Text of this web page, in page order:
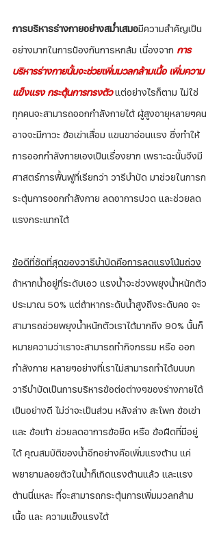
การบริหารร่างกายอย่างสม่ำเสมอมีความสำคัญเป็น
อย่างมากในการป้องกันการหกล้ม เนื่องจาก การ
บริหารร่างกายนั้นจะช่วยเพิ่มมวลกล้ามเนื้อ เพิ่มความ
แข็งแรง กระตุ้นการทรงตัว แต่อย่างไรก็ตาม ไม่ใช่
ทุกคนจะสามารถออกกำลังกายได้ ผู้สูงอายุหลายๆคน
อาจจะมีภาวะ ข้อเข่าเสื่อม แขนขาอ่อนแรง ซึ่งทำให้
การออกกำลังกายเองเป็นเรื่องยาก เพราะฉะนั้นจึงมี
ศาสตร์การฟื้นฟูที่เรียกว่า วารีบำบัด มาช่วยในการก
ระตุ้นการออกกำลังกาย ลดอาการปวด และช่วยลด
แรงกระแทกได้
ข้อดีที่ชัดที่สุดของวารีบำบัดคือการลดแรงโน้มถ่วง
ถ้าหากน้ำอยู่ที่ระดับเอว แรงน้ำจะช่วงพยุงน้ำหนักตัว
ประมาณ 50% แต่ถ้าหากระดับน้ำสูงถึงระดับคอ จะ
สามารถช่วยพยุงน้ำหนักตัวเราได้มากถึง 90% นั้นก็
หมายความว่าเราจะสามารถทำกิจกรรม หรือ ออก
กำลังกาย หลายๆอย่างที่เราไม่สามารถทำได้บนบก
วารีบำบัดเป็นการบริหารข้อต่อต่างๆของร่างกายได้
เป็นอย่างดี ไม่ว่าจะเป็นส่วน หลังล่าง สะโพก ข้อเข่า
และ ข้อเท้า ช่วยลดอาการข้อยึด หรือ ข้อฝืดที่มีอยู่
ได้ คุณสมบัติของน้ำอีกอย่างคือเพิ่มแรงต้าน แค่
พยายามลอยตัวในน้ำก็เกิดแรงต้านแล้ว และแรง
ต้านนี่แหละ ที่จะสามารถกระตุ้นการเพิ่มมวลกล้าม
เนื้อ และ ความแข็งแรงได้